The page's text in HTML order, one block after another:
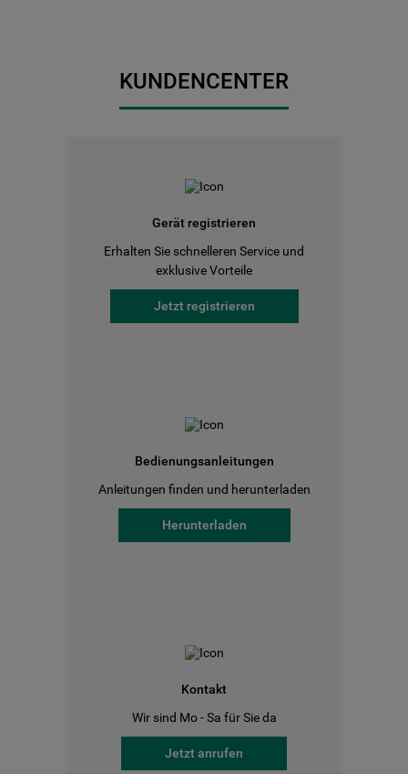
KUNDENCENTER
Gerät registrieren
Erhalten Sie schnelleren Service und
exklusive Vorteile
Jetzt registrieren
Bedienungsanleitungen
Anleitungen finden und herunterladen
Herunterladen
Kontakt
Wir sind Mo - Sa für Sie da
Jetzt anrufen